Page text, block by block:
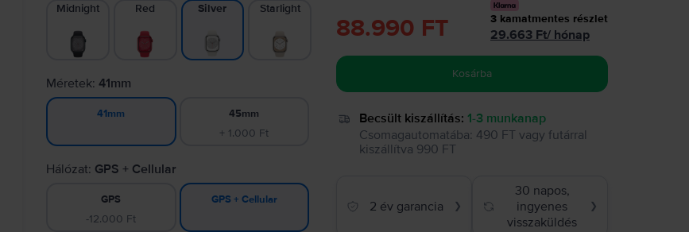
Midnight Red Silver Starlight
Méretek:41mm
41mm 45mm
+ 1.000 Ft
Hálózat: GPS + Cellular
GPS
-12.000 Ft
GPS + Cellular
88.990 FT 3 kamatmentes részlet
29.663 Ft/ hónap
Kosárba
Becsült kiszállítás: 1-3 munkanap
Csomagautomatába: 490 FT vagy futárral
kiszállítva 990 FT
2 év garancia ❯
30 napos,
ingyenes
visszaküldés
❯